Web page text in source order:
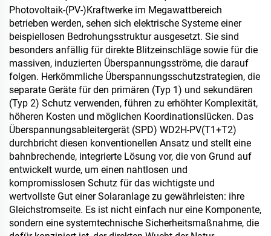
Photovoltaik-(PV-)Kraftwerke im Megawattbereich
betrieben werden, sehen sich elektrische Systeme einer
beispiellosen Bedrohungsstruktur ausgesetzt. Sie sind
besonders anfällig für direkte Blitzeinschläge sowie für die
massiven, induzierten Überspannungsströme, die darauf
folgen. Herkömmliche Überspannungsschutzstrategien, die
separate Geräte für den primären (Typ 1) und sekundären
(Typ 2) Schutz verwenden, führen zu erhöhter Komplexität,
höheren Kosten und möglichen Koordinationslücken. Das
Überspannungsableitergerät (SPD) WD2H-PV(T1+T2)
durchbricht diesen konventionellen Ansatz und stellt eine
bahnbrechende, integrierte Lösung vor, die von Grund auf
entwickelt wurde, um einen nahtlosen und
kompromisslosen Schutz für das wichtigste und
wertvollste Gut einer Solaranlage zu gewährleisten: ihre
Gleichstromseite. Es ist nicht einfach nur eine Komponente,
sondern eine systemtechnische Sicherheitsmaßnahme, die